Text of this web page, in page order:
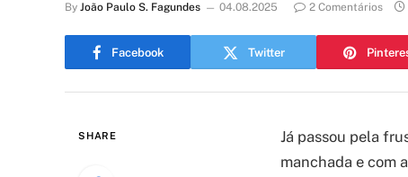
By João Paulo S. Fagundes 04.08.2025 2 Comentários
Facebook Twitter
SHARE
Já passou pela
manchada e com